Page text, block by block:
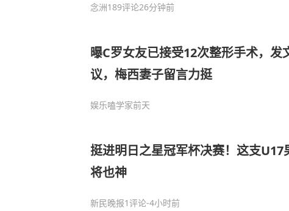
念洲189评论26分钟前
曝C罗女友已接受12次整形手术，发
议，梅西妻子留言力挺
娱乐嗑学家前天
挺进明日之星冠军杯决赛！这支U17
将也神
新民晚报1评论-4小时前